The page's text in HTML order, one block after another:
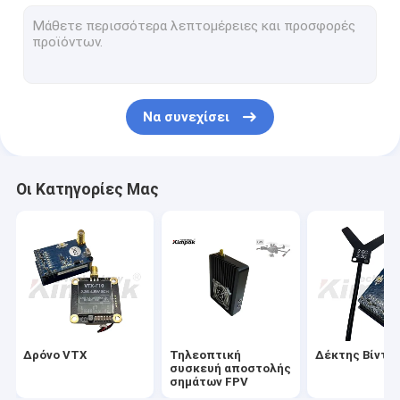
Ραδιόφωνο πλέγματος IP
Συσκευή αποστολής σημάτων COFDM IP
Ασύρματη κεραία RF
Ενισχυτής δύναμης RF
Ραδιο πομποδέκτης στοιχείων
Να συνεχίσει
Οι Κατηγορίες Μας
Δρόνο VTX
Τηλεοπτική
συσκευή αποστολής
σημάτων FPV
Δέκτης